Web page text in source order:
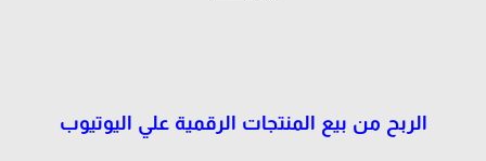
الربح من بيع المنتجات الرقمية علي اليوتيوب